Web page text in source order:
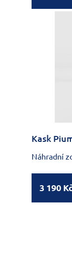
Kask
Náhradní
3 190